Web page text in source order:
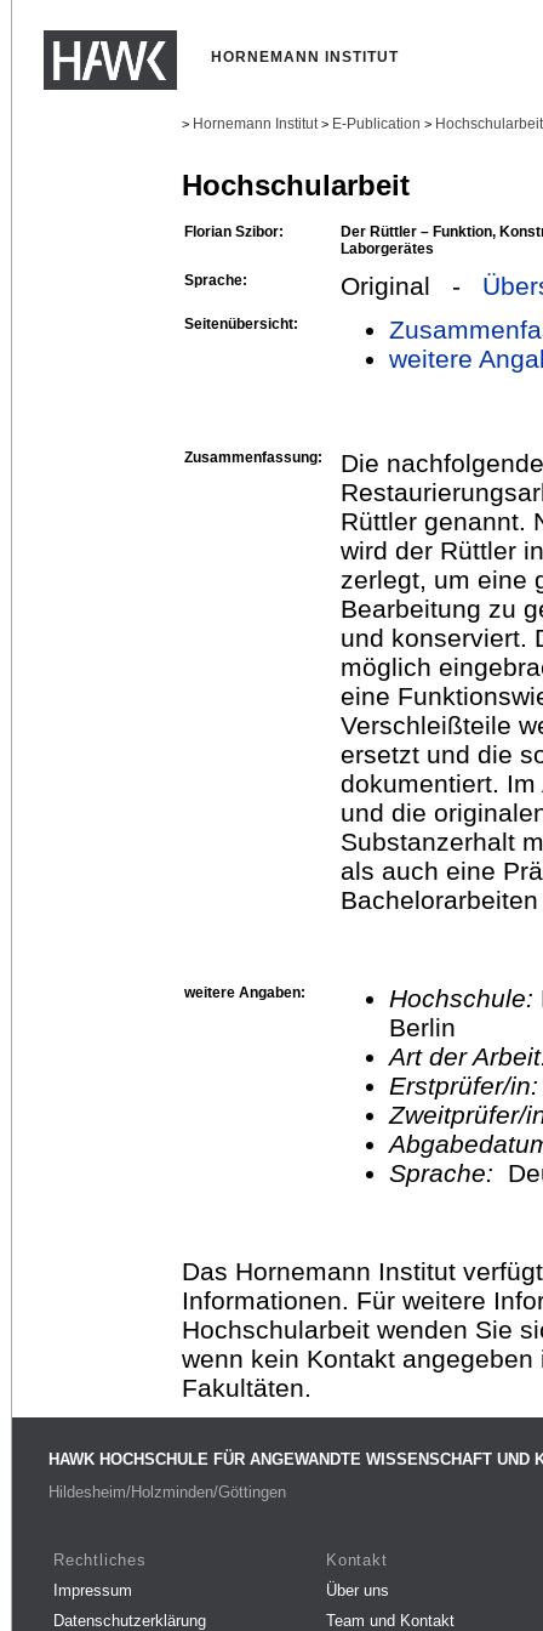
HORNEMANN INSTITUT
> Hornemann Institut > E-Publication >
Hochschularbeit
Florian Szibor:
Der Rüttler – Funktion,
Laborgerätes
Sprache:
Original -
Seitenübersicht:
weitere
Zusammenfassung:
Die
Rüttler genannt.
wird der Rüttler
zerlegt, um eine
Bearbeitung zu
und konserviert.
möglich
eine
Verschleißteile
ersetzt und die
dokumentiert.
und die
Substanzerhalt
als auch eine
weitere Angaben: Hochschule:
Berlin
Art der
Erstprüfer/
Sprache:
Das Hornemann Institut
Informationen. Für weitere
Hochschularbeit wenden Sie
wenn kein Kontakt
Fakultäten.
HAWK HOCHSCHULE FÜR ANGEWANDTE WISSENSCHAFT UND
Hildesheim/Holzminden/Göttingen
Rechtliches
Impressum
Datenschutzerklärung
Kontakt
Über uns
Team und Kontakt